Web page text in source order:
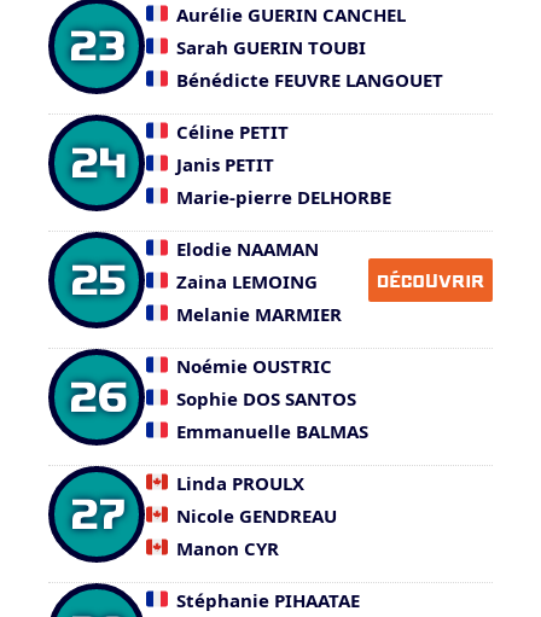
23
Aurélie GUERIN CANCHEL
Sarah GUERIN TOUBI
Bénédicte FEUVRE LANGOUET
24
Céline PETIT
Janis PETIT
Marie-pierre DELHORBE
25
Elodie NAAMAN
Zaina LEMOING
Melanie MARMIER
DÉCOUVRIR
26
Noémie OUSTRIC
Sophie DOS SANTOS
Emmanuelle BALMAS
27
Linda PROULX
Nicole GENDREAU
Manon CYR
Stéphanie PIHAATAE